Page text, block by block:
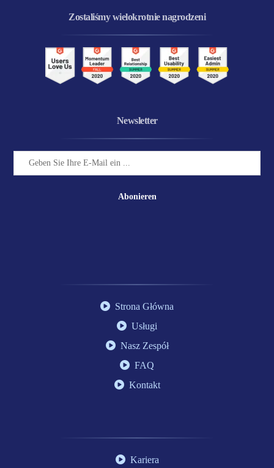
Zostaliśmy wielokrotnie nagrodzeni
Newsletter
Abonieren
Strona Główna
Usługi
Nasz Zespół
FAQ
Kontakt
Kariera